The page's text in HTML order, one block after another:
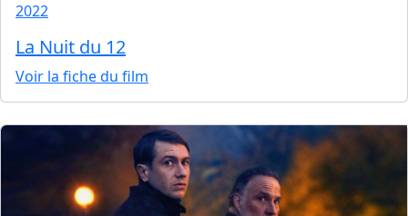
2022
La Nuit du 12
Voir la fiche du film